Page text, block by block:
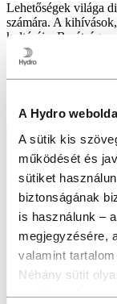
A Hydro
A sütik kis
működését és
sütiket
biztonságának
is használunk –
megjegyzésére,
valamint
Néhány sütit
Lehetőségek világa
számára. A
kultúrája. Barátságos
Változatos
építsünk – a
történet része
Befektetők